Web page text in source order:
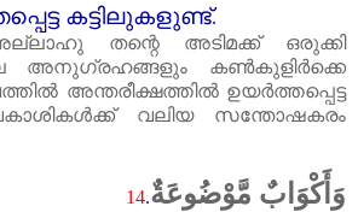
കട്ടിലുകളുണ്ട്‌.
തന്റെ അടിമക്ക്‌ ഒരുക്കി
അനുഗ്രഹങ്ങളും കൺകുളിർക്കെ
അന്തരീക്ഷത്തിൽ ഉയർത്തപ്പെട്ട
വലിയ സന്തോഷകരം
14.وَأَكْوَابٌ مَّوْضُوعَةٌ